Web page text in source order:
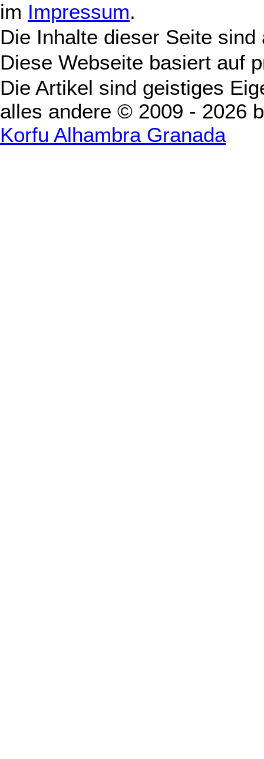
im Impressum.
Die Inhalte dieser Seite
Diese Webseite basiert auf
Die Artikel sind geistiges
alles andere © 2009 - 2026
Korfu Alhambra Granada